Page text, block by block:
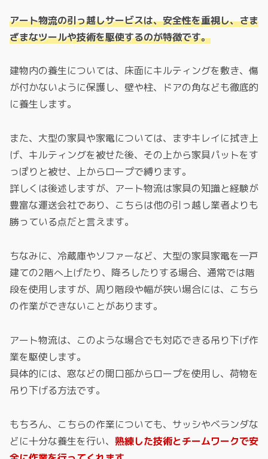
アート物流の引っ越しサービスは、安全性を重視し、さま
ざまなツールや技術を駆使するのが特徴です。
建物内の養生については、床面にキルティングを敷き、傷
が付かないように保護し、壁や柱、ドアの角なども徹底的
に養生します。
また、大型の家具や家電については、まずキレイに拭き上
げ、キルティングを被せた後、その上から家具パットをす
っぽりと被せ、上からロープで縛ります。
詳しくは後述しますが、アート物流は家具の知識と経験が
豊富な運送会社であり、こちらは他の引っ越し業者よりも
勝っている点だと言えます。
ちなみに、冷蔵庫やソファーなど、大型の家具家電を一戸
建ての2階へ上げたり、降ろしたりする場合、通常では階
段を使用しますが、周り階段や幅が狭い場合には、こちら
の作業ができないことがあります。
アート物流は、このような場合でも対応できる吊り下げ作
業を駆使します。
具体的には、窓などの開口部からロープを使用し、荷物を
吊り下げる方法です。
もちろん、こちらの作業についても、サッシやベランダな
どに十分な養生を行い、 熟練した技術とチームワークで安